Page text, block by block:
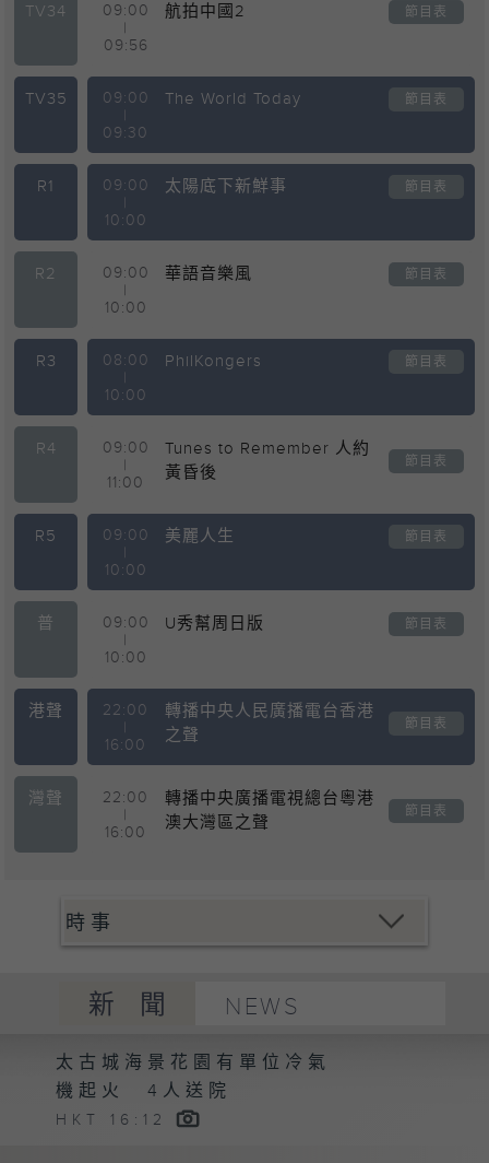
TV34
09:00
09:56
航拍中國2 節目表
TV35
09:00
09:30
The World Today 節目表
R1
09:00
10:00
太陽底下新鮮事 節目表
R2
09:00
10:00
華語音樂風 節目表
R3
08:00
10:00
PhilKongers 節目表
R4
09:00
11:00
Tunes to Remember 人約
黃昏後
節目表
R5
09:00
10:00
美麗人生 節目表
普
09:00
10:00
U秀幫周日版 節目表
港聲
22:00
16:00
轉播中央人民廣播電台香港
之聲
節目表
灣聲
22:00
16:00
轉播中央廣播電視總台粵港
澳大灣區之聲
節目表
新聞 NEWS
太古城海景花園有單位冷氣
機起火 4人送院
HKT 16:12